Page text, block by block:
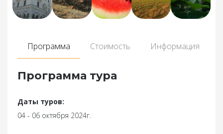
Программа Стоимость Информация
Программа тура
Даты туров:
04 - 06 октября 2024г.